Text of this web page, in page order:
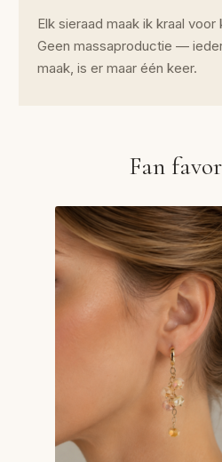
Elk sieraad maak ik kraal voor
Geen massaproductie —
maak, is er maar één keer.
Fan